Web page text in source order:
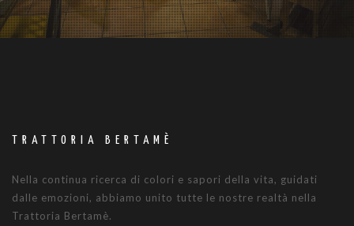
TRATTORIA BERTAMÈ
Nella continua ricerca di colori e sapori della vita, guidati
dalle emozioni, abbiamo unito tutte le nostre realtà nella
Trattoria Bertamè.